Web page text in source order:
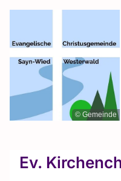
© Gemeinde
Ev.